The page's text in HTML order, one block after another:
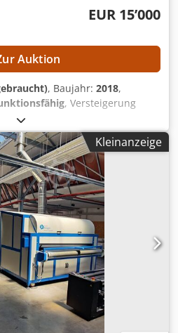
EUR 15’000
Auktion
, Baujahr: 2018,
, Versteigerung
Die Maschine ist noch
unter Strom und in
werden. Nach dem
eingelagert. Die
ab Großraum Wuppertal
Trockner ACS
Caldera RIP
Daten stammen aus
kann dafür keine
DETAILS Max.
Rollenbreite: 180 cm Max.
40cm Max. Rollengewicht: 50kg
min Dsdpfx Aqjzquifsceck
Kornit NeoPigment
4 Liter Farben:
Kleinanzeige